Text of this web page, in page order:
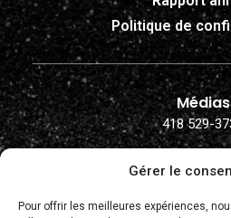
Gérer le
Pour offrir les meilleures expériences,
Politique de
Médias
418 529-
Billetterie du Grand